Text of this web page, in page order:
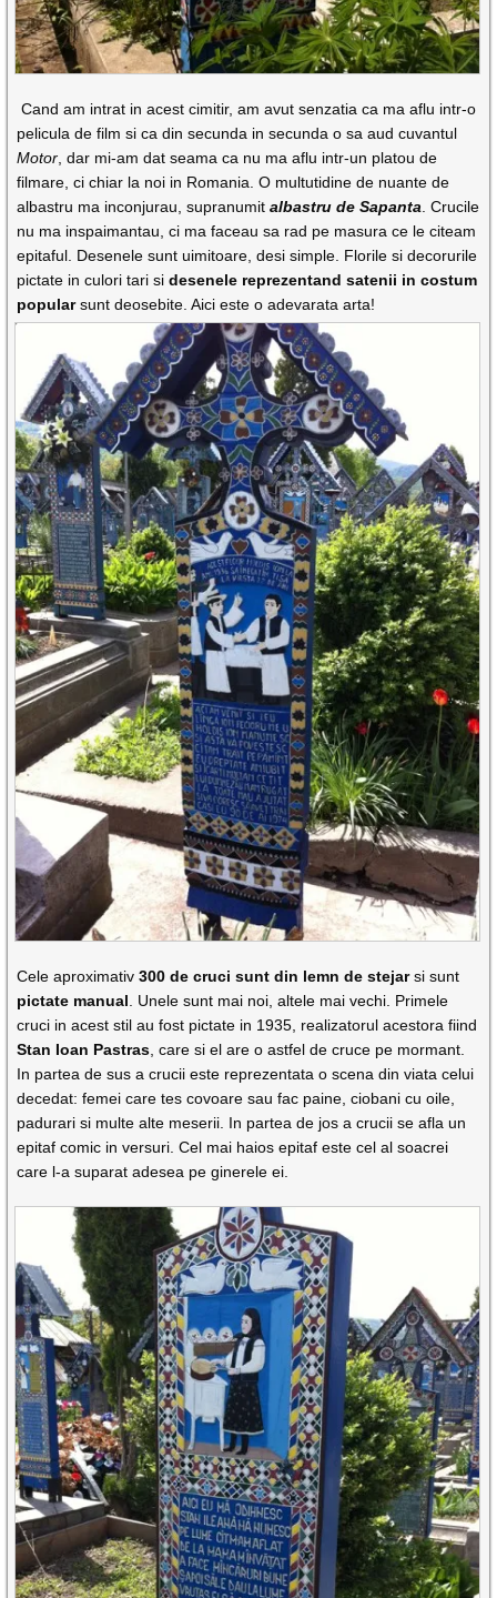
Cand am intrat in acest cimitir, am avut senzatia ca ma aflu intr-o
pelicula de film si ca din secunda in secunda o sa aud cuvantul
Motor, dar mi-am dat seama ca nu ma aflu intr-un platou de
filmare, ci chiar la noi in Romania. O multutidine de nuante de
albastru ma inconjurau, supranumitalbastru de Sapanta. Crucile
nu ma inspaimantau, ci ma faceau sa rad pe masura ce le citeam
epitaful. Desenele sunt uimitoare, desi simple. Florile si decorurile
pictate in culori tari sidesenele reprezentand satenii in costum
popularsunt deosebite. Aici este o adevarata arta!
Cele aproximativ300 de cruci sunt din lemn de stejarsi sunt
pictate manual. Unele sunt mai noi, altele mai vechi. Primele
cruci in acest stil au fost pictate in 1935, realizatorul acestora fiind
Stan Ioan Pastras, care si el are o astfel de cruce pe mormant.
In partea de sus a crucii este reprezentata o scena din viata celui
decedat: femei care tes covoare sau fac paine, ciobani cu oile,
padurari si multe alte meserii. In partea de jos a crucii se afla un
epitaf comic in versuri. Cel mai haios epitaf este cel al soacrei
care l-a suparat adesea pe ginerele ei.